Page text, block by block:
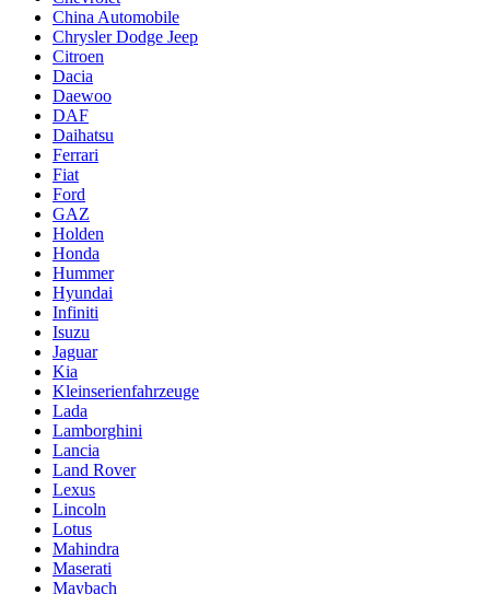
China Automobile
Chrysler Dodge Jeep
Citroen
Dacia
Daewoo
DAF
Daihatsu
Ferrari
Fiat
Ford
GAZ
Holden
Honda
Hummer
Hyundai
Infiniti
Isuzu
Jaguar
Kia
Kleinserienfahrzeuge
Lada
Lamborghini
Lancia
Land Rover
Lexus
Lincoln
Lotus
Mahindra
Maserati
Maybach